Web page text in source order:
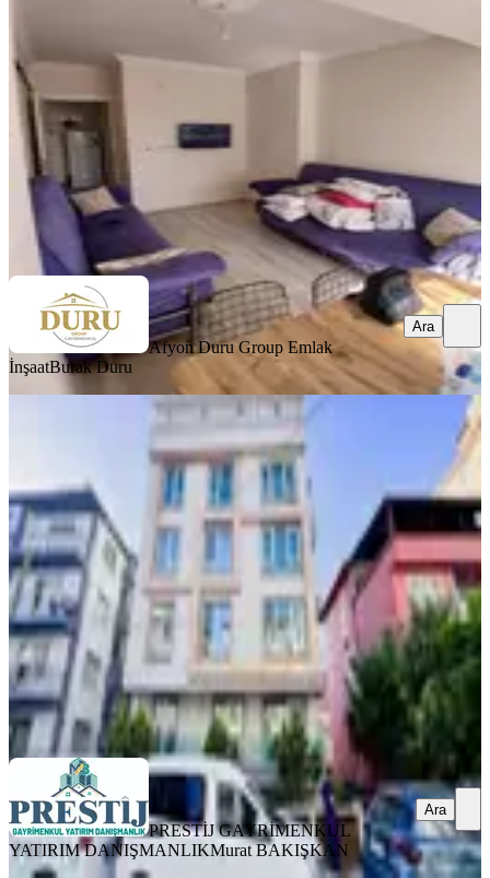
·55 m²·2. Kat·07.08.2026
Afyon Duru Group Emlak İnşaatBurak Duru
Ara
Afyon Duru Group Emlak
İnşaatBurak Duru
Ara
Adliyenin Hemen Yanında 2+1
Ankastreli Kiralık Daire
Merkez, İstiklal Mahallesi
2+1·95 m²·4. Kat·07.08.2026
27.000 ₺
PRESTİJ GAYRİMENKUL YATIRIM DANIŞMANLIK Murat
BAKIŞKAN
Ara
PRESTİJ GAYRİMENKUL
YATIRIM DANIŞMANLIKMurat BAKIŞKAN
Ara